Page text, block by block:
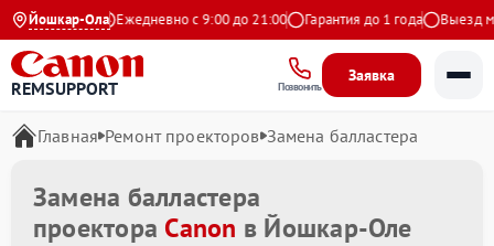
Йошкар-Ола
на Яндекс Ежедневно с 9:00 до 21:00 Гарантия до 1 года Выезд
REMSUPPORT Позвонить
Заявка
Главная Ремонт проекторов Замена балластера
Замена балластера
проектора Canon в Йошкар-Оле